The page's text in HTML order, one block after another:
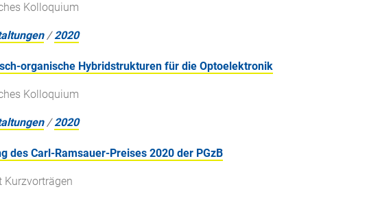
Kolloquium
/2020
organische Hybridstrukturen für die Optoelektronik
Kolloquium
/2020
des Carl-Ramsauer-Preises 2020 der PGzB
Kurzvorträgen